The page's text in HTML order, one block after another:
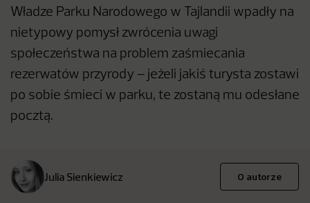
Władze Parku Narodowego w Tajlandii wpadły na
nietypowy pomysł zwrócenia uwagi
społeczeństwa na problem zaśmiecania
rezerwatów przyrody – jeżeli jakiś turysta zostawi
po sobie śmieci w parku, te zostaną mu odesłane
pocztą.
Julia Sienkiewicz O autorze